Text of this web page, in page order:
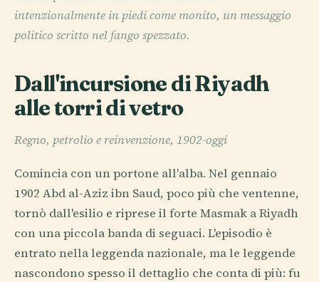
intenzionalmente in piedi come monito, un messaggio
politico scritto nel fango spezzato.
Dall'incursione di Riyadh
alle torri di vetro
Regno, petrolio e reinvenzione, 1902-oggi
Comincia con un portone all'alba. Nel gennaio
1902 Abd al-Aziz ibn Saud, poco più che ventenne,
tornò dall'esilio e riprese il forte Masmak a Riyadh
con una piccola banda di seguaci. L'episodio è
entrato nella leggenda nazionale, ma le leggende
nascondono spesso il dettaglio che conta di più: fu